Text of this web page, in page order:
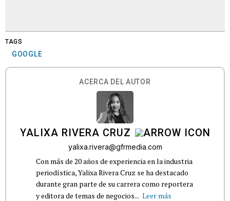
TAGS
GOOGLE
ACERCA DEL AUTOR
YALIXA RIVERA CRUZ
yalixa.rivera@gfrmedia.com
Con más de 20 años de experiencia en la industria
periodística, Yalixa Rivera Cruz se ha destacado
durante gran parte de su carrera como reportera
y editora de temas de negocios... Leer más